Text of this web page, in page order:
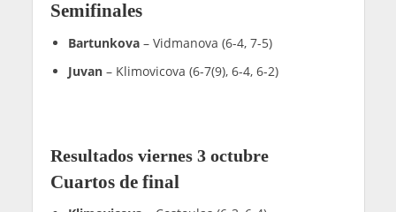
Semifinales
Bartunkova– Vidmanova (6-4, 7-5)
Juvan– Klimovicova (6-7(9), 6-4, 6-2)
Resultados viernes 3 octubre
Cuartos de final